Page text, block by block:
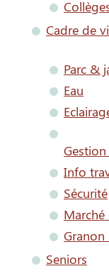
Cadre de
Parc &
Eau
Info
Sécurité
Granon
Seniors